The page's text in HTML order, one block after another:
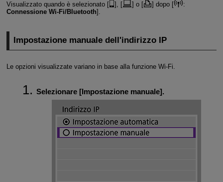
Visualizzato quando è selezionato [
], [ ] o [ ] dopo [
:
Connessione Wi-Fi/Bluetooth].
Impostazione manuale dell'indirizzo IP
Le opzioni visualizzate variano in base alla funzione Wi-Fi
Selezionare [Impostazione manuale].